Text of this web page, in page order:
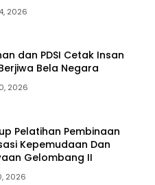
2026
dan PDSI Cetak Insan
Bela Negara
2026
Pelatihan Pembinaan
Kepemudaan Dan
Gelombang II
2026